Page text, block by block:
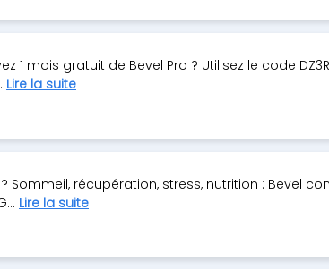
1 mois gratuit de Bevel Pro ? Utilisez le code
Lire la suite
Sommeil, récupération, stress, nutrition : Bevel
Lire la suite